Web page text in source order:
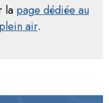
la page dédiée au
air.